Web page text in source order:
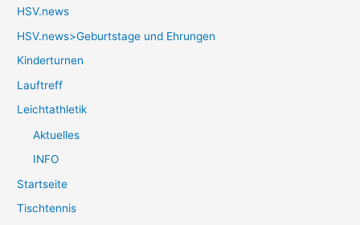
HSV.news
HSV.news>Geburtstage und Ehrungen
Kinderturnen
Lauftreff
Leichtathletik
Aktuelles
INFO
Startseite
Tischtennis